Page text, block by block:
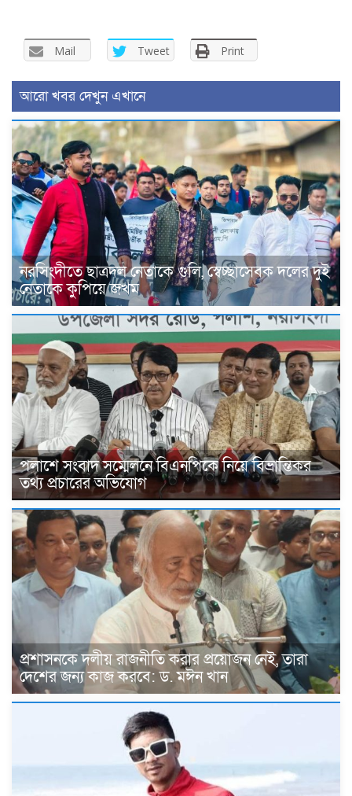
Mail Tweet Print
আরো খবর দেখুন এখানে
নরসিংদীতে ছাত্রদল নেতাকে গুলি, স্বেচ্ছাসেবক দলের দুই
নেতাকে কুপিয়ে জখম
পলাশে সংবাদ সম্মেলনে বিএনপিকে নিয়ে বিভ্রান্তিকর
তথ্য প্রচারের অভিযোগ
প্রশাসনকে দলীয় রাজনীতি করার প্রয়োজন নেই, তারা
দেশের জন্য কাজ করবে: ড. মঈন খান